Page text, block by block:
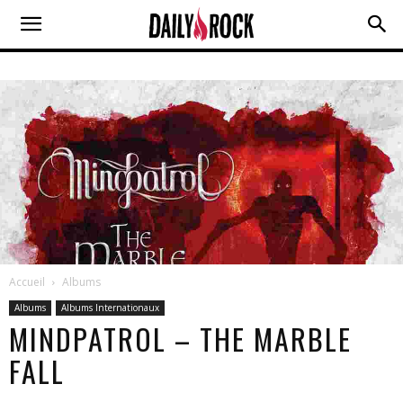
Accueil Albums
Albums Albums Internationaux
MINDPATROL – THE MARBLE
FALL